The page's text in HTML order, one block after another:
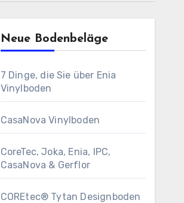
Neue Bodenbeläge
7 Dinge, die Sie über Enia
Vinylboden
CasaNova Vinylboden
CoreTec, Joka, Enia, IPC,
CasaNova & Gerflor
COREtec® Tytan Designboden